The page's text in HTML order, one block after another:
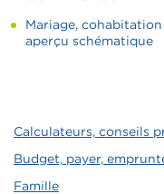
Mariage,
aperçu schématique
Calculateurs, conseils
Budget, payer,
Famille